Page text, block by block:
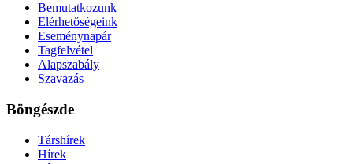
Bemutatkozunk
Elérhetőségeink
Eseménynapár
Tagfelvétel
Alapszabály
Szavazás
Böngészde
Társhírek
Hírek